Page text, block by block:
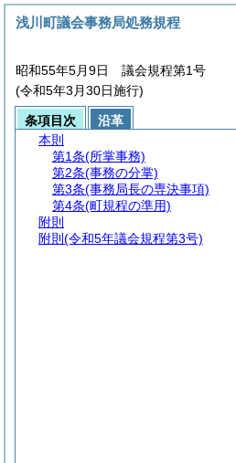
浅川町議会事務局処務規程
昭和55年5月9日 議会規程第1号
(令和5年3月30日施行)
条項目次
沿革
本則
第1条(所掌事務)
第2条(事務の分掌)
第3条(事務局長の専決事項)
第4条(町規程の準用)
附則
附則 (令和5年議会規程第3号)